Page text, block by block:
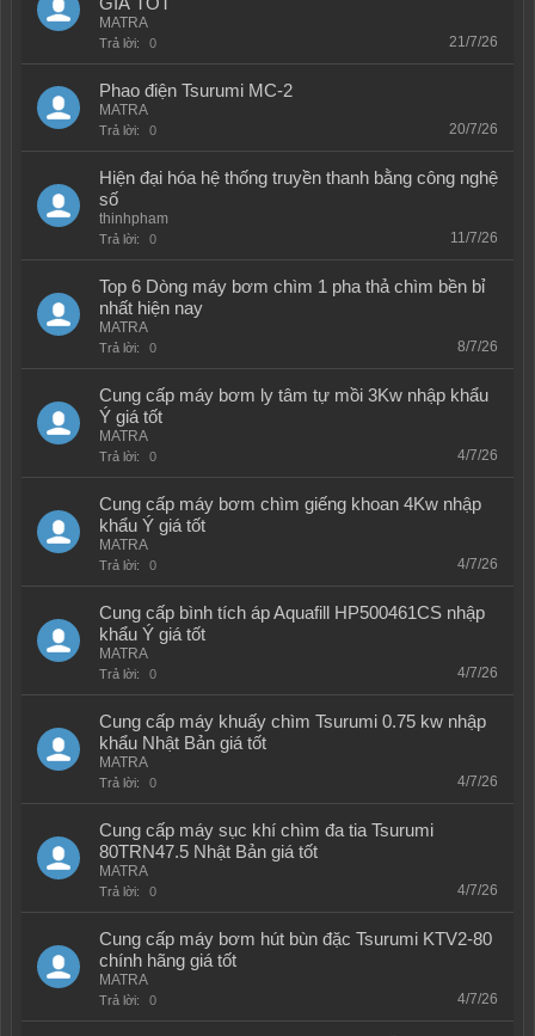
MATRA
Trả lời: 0 21/7/26
Phao điện Tsurumi MC-2
MATRA
Trả lời: 0 20/7/26
Hiện đại hóa hệ thống truyền thanh bằng công nghệ
số
thinhpham
Trả lời: 0 11/7/26
Top 6 Dòng máy bơm chìm 1 pha thả chìm bền bỉ
nhất hiện nay
MATRA
Trả lời: 0 8/7/26
Cung cấp máy bơm ly tâm tự mồi 3Kw nhập khẩu
Ý giá tốt
MATRA
Trả lời: 0 4/7/26
Cung cấp máy bơm chìm giếng khoan 4Kw nhập
khẩu Ý giá tốt
MATRA
Trả lời: 0 4/7/26
Cung cấp bình tích áp Aquafill HP500461CS nhập
khẩu Ý giá tốt
MATRA
Trả lời: 0 4/7/26
Cung cấp máy khuấy chìm Tsurumi 0.75 kw nhập
khẩu Nhật Bản giá tốt
MATRA
Trả lời: 0 4/7/26
Cung cấp máy sục khí chìm đa tia Tsurumi
80TRN47.5 Nhật Bản giá tốt
MATRA
Trả lời: 0 4/7/26
Cung cấp máy bơm hút bùn đặc Tsurumi KTV2-80
chính hãng giá tốt
MATRA
Trả lời: 0 4/7/26